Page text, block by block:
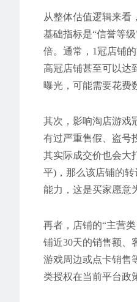
从整体估值逻辑来看
基础指标是“信誉等
倍。通常，1冠店铺
高冠店铺甚至可以达
曝光，可能需要花费
其次，影响淘店游戏
有过严重售假、盗号
其实际成交价也会大
平)，那么该店铺的
能力，这是买家愿意
再者，店铺的“主营
铺近30天的销售额、
游戏周边或点卡销售
类授权在当前平台政